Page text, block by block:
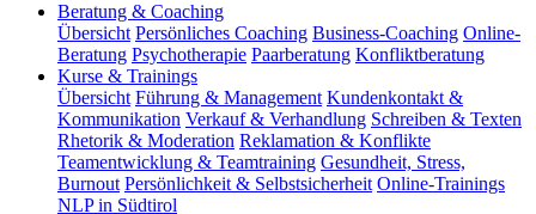
Beratung & Coaching
Übersicht Persönliches Coaching Business-Coaching Online-
Beratung Psychotherapie Paarberatung Konfliktberatung
Kurse & Trainings
Übersicht Führung & Management Kundenkontakt &
Kommunikation Verkauf & Verhandlung Schreiben & Texten
Rhetorik & Moderation Reklamation & Konflikte
Teamentwicklung & Teamtraining Gesundheit, Stress,
Burnout Persönlichkeit & Selbstsicherheit Online-Trainings
NLP in Südtirol